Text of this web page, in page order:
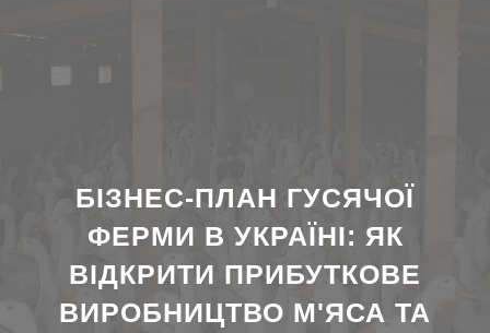
БІЗНЕС-ПЛАН ГУСЯЧОЇ
ФЕРМИ В УКРАЇНІ: ЯК
ВІДКРИТИ ПРИБУТКОВЕ
ВИРОБНИЦТВО М'ЯСА ТА